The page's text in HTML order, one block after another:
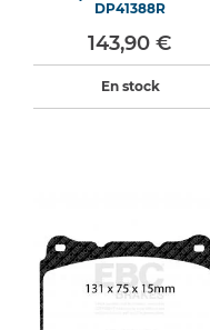
DP41388R
143,90 €
En stock